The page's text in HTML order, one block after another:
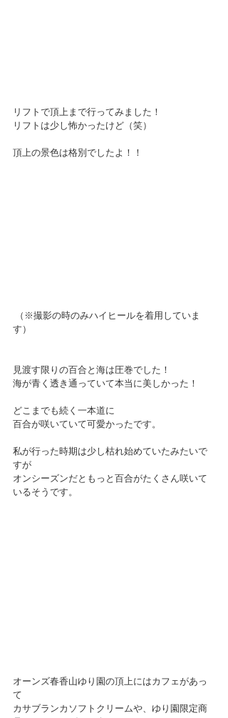
リフトで頂上まで行ってみました！
リフトは少し怖かったけど（笑）
頂上の景色は格別でしたよ！！
す）
見渡す限りの百合と海は圧巻でした！
海が青く透き通っていて本当に美しかった！
どこまでも続く一本道に
百合が咲いていて可愛かったです。
私が行った時期は少し枯れ始めていたみたいで
すが
オンシーズンだともっと百合がたくさん咲いて
いるそうです。
オーンズ春香山ゆり園の頂上にはカフェがあっ
て
カサブランカソフトクリームや、ゆり園限定商